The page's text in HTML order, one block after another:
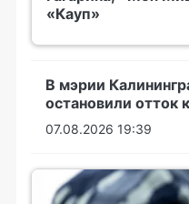
«Кауп»
В мэрии
остановили отток
07.08.2026 19:39